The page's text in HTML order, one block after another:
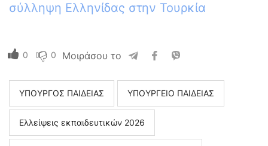
σύλληψη Ελληνίδας στην Τουρκία
0 0 Μοιράσου το
ΥΠΟΥΡΓΟΣ ΠΑΙΔΕΙΑΣ ΥΠΟΥΡΓΕΙΟ ΠΑΙΔΕΙΑΣ
Ελλείψεις εκπαιδευτικών 2026